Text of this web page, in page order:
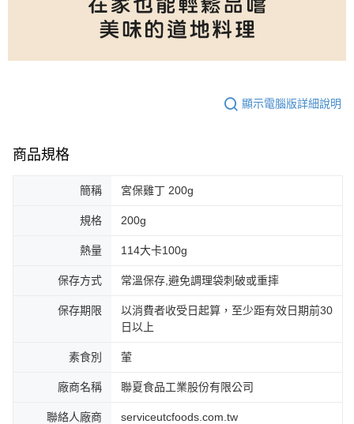
顯示電腦版詳細說明
商品規格
簡稱 宮保雞丁 200g
規格 200g
熱量 114大卡100g
保存方式 常溫保存,避免調理袋刺破或重摔
保存期限
以消費者收受日起算，至少距有效日期前30
日以上
素食別 葷
廠商名稱 聯夏食品工業股份有限公司
聯絡人廠商
serviceutcfoods.com.tw